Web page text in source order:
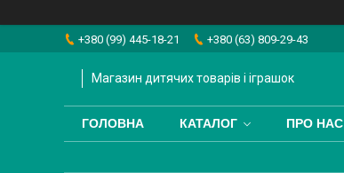
+380 (99) 445-18-21 +380 (63) 809-29-43
Магазин дитячих товарів і іграшок
ГОЛОВНА КАТАЛОГ ПРО НАС